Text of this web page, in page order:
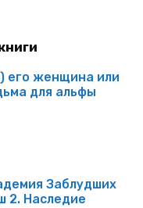
его женщина или
для альфы
Заблудших
2. Наследие